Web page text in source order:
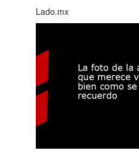
Lado.mx